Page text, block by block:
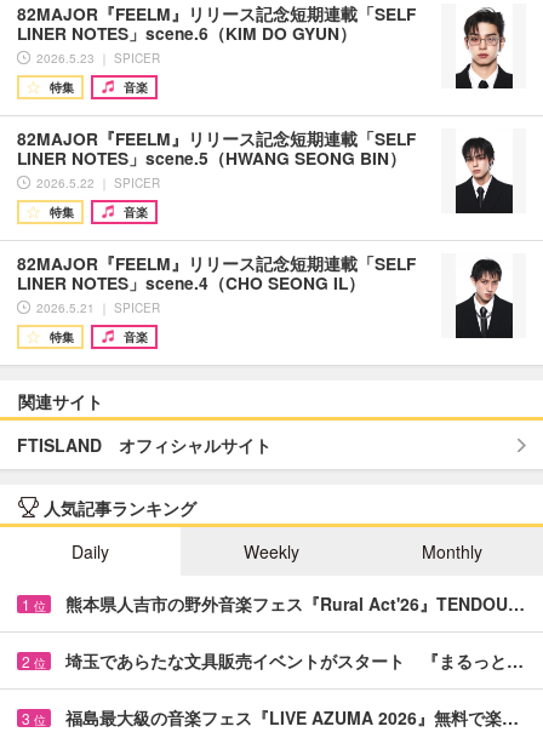
82MAJOR『FEELM』リリース記念短期連載「SELF
LINER NOTES」scene.6（KIM DO GYUN）
2026.5.23 ｜ SPICER
特集
音楽
82MAJOR『FEELM』リリース記念短期連載「SELF
LINER NOTES」scene.5（HWANG SEONG BIN）
2026.5.22 ｜ SPICER
特集
音楽
82MAJOR『FEELM』リリース記念短期連載「SELF
LINER NOTES」scene.4（CHO SEONG IL）
2026.5.21 ｜ SPICER
特集
音楽
関連サイト
FTISLAND オフィシャルサイト
人気記事ランキング
Daily
Weekly Monthly
1 位 熊本県人吉市の野外音楽フェス『Rural Act'26』TENDOU…
2 位 埼玉であらたな文具販売イベントがスタート 『まるっと…
3 位 福島最大級の音楽フェス『LIVE AZUMA 2026』無料で楽…